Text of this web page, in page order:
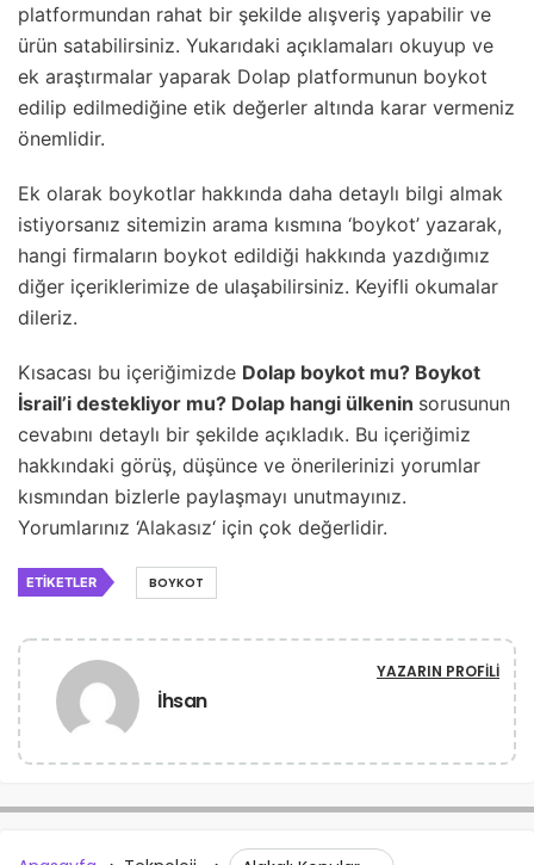
platformundan rahat bir şekilde alışveriş yapabilir ve
ürün satabilirsiniz. Yukarıdaki açıklamaları okuyup ve
ek araştırmalar yaparak Dolap platformunun boykot
edilip edilmediğine etik değerler altında karar vermeniz
önemlidir.
Ek olarak boykotlar hakkında daha detaylı bilgi almak
istiyorsanız sitemizin arama kısmına ‘boykot’ yazarak,
hangi firmaların boykot edildiği hakkında yazdığımız
diğer içeriklerimize de ulaşabilirsiniz. Keyifli okumalar
dileriz.
Kısacası bu içeriğimizde Dolap boykot mu? Boykot
İsrail’i destekliyor mu? Dolap hangi ülkenin sorusunun
cevabını detaylı bir şekilde açıkladık. Bu içeriğimiz
hakkındaki görüş, düşünce ve önerilerinizi yorumlar
kısmından bizlerle paylaşmayı unutmayınız.
Yorumlarınız ‘Alakasız‘ için çok değerlidir.
ETIKETLER BOYKOT
İhsan
YAZARIN PROFILI